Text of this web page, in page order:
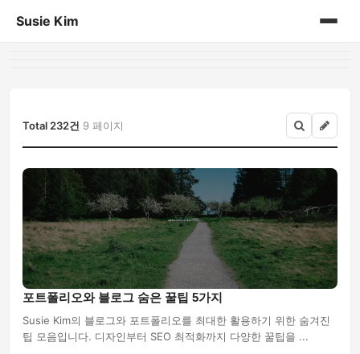
Susie Kim
Total 232건 9 페이지
포트폴리오와 블로그 숨은 꿀팁 5가지
Susie Kim의 블로그와 포트폴리오를 최대한 활용하기 위한 숨겨진
팁 모음입니다. 디자인부터 SEO 최적화까지 다양한 꿀팁을 ...